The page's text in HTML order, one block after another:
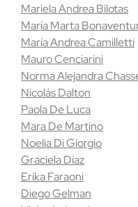
Mariela Andrea Bilotas
María Marta
María Andrea Camilletti
Mauro Cenciarini
Norma Alejandra
Nicolás Dalton
Paola De Luca
Mara De Martino
Noelia Di Giorgio
Graciela Díaz
Erika Faraoni
Diego Gelman